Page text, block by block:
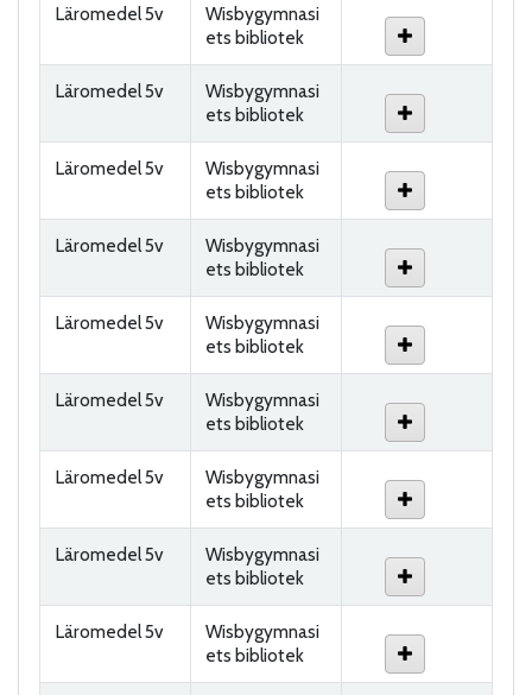
Läromedel 5v
Wisbygymnasi
ets bibliotek
Läromedel 5v
Wisbygymnasi
ets bibliotek
Läromedel 5v
Wisbygymnasi
ets bibliotek
Läromedel 5v
Wisbygymnasi
ets bibliotek
Läromedel 5v
Wisbygymnasi
ets bibliotek
Läromedel 5v
Wisbygymnasi
ets bibliotek
Läromedel 5v
Wisbygymnasi
ets bibliotek
Läromedel 5v
Wisbygymnasi
ets bibliotek
Läromedel 5v
Wisbygymnasi
ets bibliotek